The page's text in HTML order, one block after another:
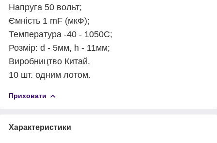
Напруга 50 вольт;
Ємність 1 mF (мкФ);
Температура -40 - 1050С;
Розмір: d - 5мм, h - 11мм;
Виробництво Китай.
10 шт. одним лотом.
Приховати
Характеристики